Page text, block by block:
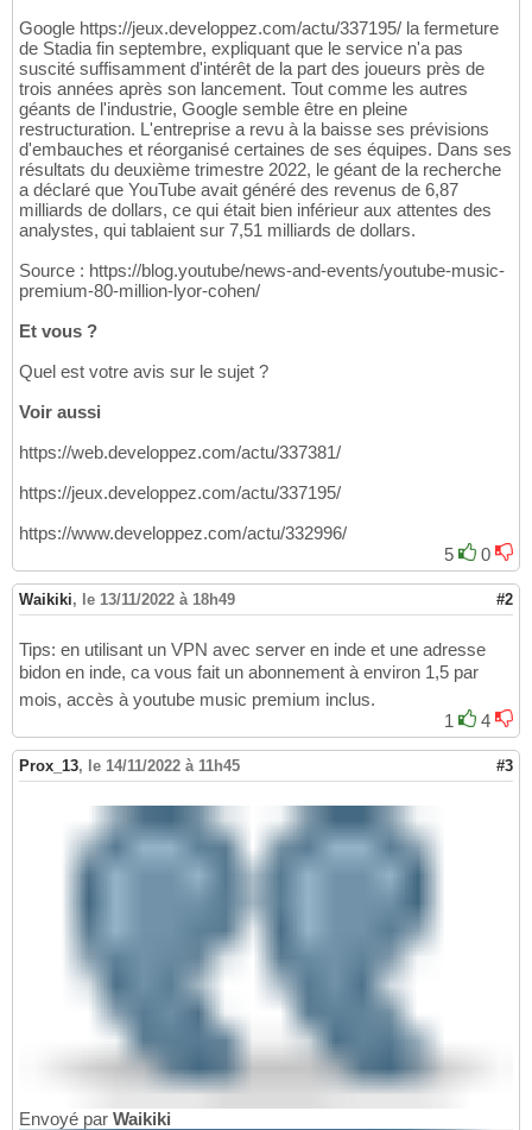
Google https://jeux.developpez.com/actu/337195/ la fermeture
de Stadia fin septembre, expliquant que le service n'a pas
suscité suffisamment d'intérêt de la part des joueurs près de
trois années après son lancement. Tout comme les autres
géants de l'industrie, Google semble être en pleine
restructuration. L'entreprise a revu à la baisse ses prévisions
d'embauches et réorganisé certaines de ses équipes. Dans ses
résultats du deuxième trimestre 2022, le géant de la recherche
a déclaré que YouTube avait généré des revenus de 6,87
milliards de dollars, ce qui était bien inférieur aux attentes des
analystes, qui tablaient sur 7,51 milliards de dollars.
Source : https://blog.youtube/news-and-events/youtube-music-
premium-80-million-lyor-cohen/
Et vous ?
Quel est votre avis sur le sujet ?
Voir aussi
https://web.developpez.com/actu/337381/
https://jeux.developpez.com/actu/337195/
https://www.developpez.com/actu/332996/
5
0
Waikiki, le 13/11/2022 à 18h49 #2
Tips: en utilisant un VPN avec server en inde et une adresse
bidon en inde, ca vous fait un abonnement à environ 1,5 par
mois, accès à youtube music premium inclus.
1
4
Prox_13, le 14/11/2022 à 11h45 #3
Envoyé par Waikiki